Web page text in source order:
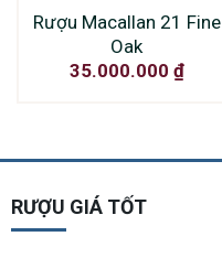
Rượu Macallan 21 Fine
Oak
35.000.000 ₫
RƯỢU GIÁ TỐT